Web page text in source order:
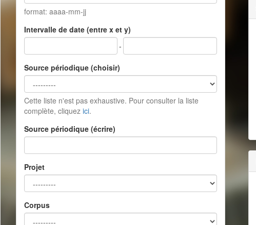
format: aaaa-mm-jj
Intervalle de date (entre x et y)
-
Source périodique (choisir)
Cette liste n'est pas exhaustive. Pour consulter la liste
complète, cliquez ici.
Source périodique (écrire)
Projet
Corpus